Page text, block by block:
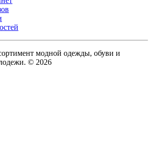
модной одежды, обуви и
© 2026